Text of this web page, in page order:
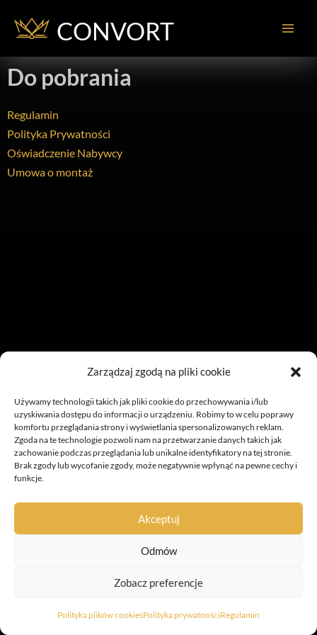
Zarządzaj zgodą na pliki cookie
Używamy technologii takich jak pliki cookie do przechowywania i/lub
uzyskiwania dostępu do informacji o urządzeniu. Robimy to w celu poprawy
komfortu przeglądania strony i wyświetlania spersonalizowanych reklam.
Zgoda na te technologie pozwoli nam na przetwarzanie danych takich jak
zachowanie podczas przeglądania lub unikalne identyfikatory na tej stronie.
Brak zgody lub wycofanie zgody, może negatywnie wpłynąć na pewne cechy i
funkcje.
Akceptuj
Odmów
Zobacz preferencje
Polityka plików cookiesPolityka prywatnościRegulamin
Do pobrania
Regulamin
Polityka Prywatności
Oświadczenie Nabywcy
Umowa o montaż
Regulamin
Pliki do pobrania
Copyright © 2026 Convort | Wykonanie:AbcWeb.pl